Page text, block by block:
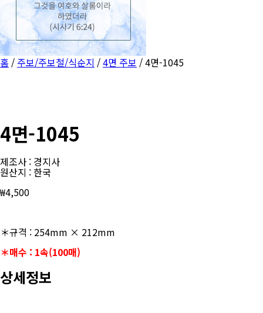
홈 / 주보/주보철/식순지 /4면 주보 / 4면-1045
4면-1045
제조사 : 경지사
원산지 : 한국
₩4,500
＊규격 : 254mm × 212mm
＊매수 : 1속(100매)
상세정보